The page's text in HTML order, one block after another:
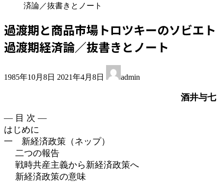
済論／抜書きとノート
過渡期と商品市場――トロツキーのソビエト
過渡期経済論／抜書きとノート
1985年10月8日 終
2021年4月8日 admin
酒井与七
― 目 次 ―
はじめに
一 新経済政策（ネップ）
二つの報告
戦時共産主義から新経済政策へ
新経済政策の意味